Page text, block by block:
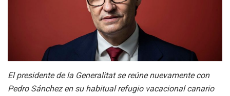
El presidente de la Generalitat se reúne nuevamente con
Pedro Sánchez en su habitual refugio vacacional canario